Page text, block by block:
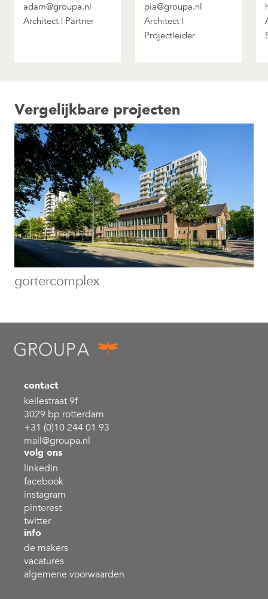
adam@groupa.nl
Architect | Partner
pia@groupa.nl
Architect |
Projectleider
Vergelijkbare projecten
gortercomplex
contact
keilestraat 9f
3029 bp rotterdam
+31 (0)10 244 01 93
mail@groupa.nl
volg ons
linkedin
facebook
instagram
pinterest
twitter
info
de makers
vacatures
algemene voorwaarden